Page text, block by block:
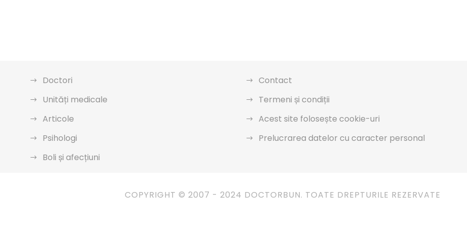
Doctori
Unități medicale
Articole
Psihologi
Boli și afecțiuni
Contact
Termeni și condiții
Acest site folosește cookie-uri
Prelucrarea datelor cu caracter personal
COPYRIGHT © 2007 - 2024 DOCTORBUN. TOATE DREPTURILE REZERVATE